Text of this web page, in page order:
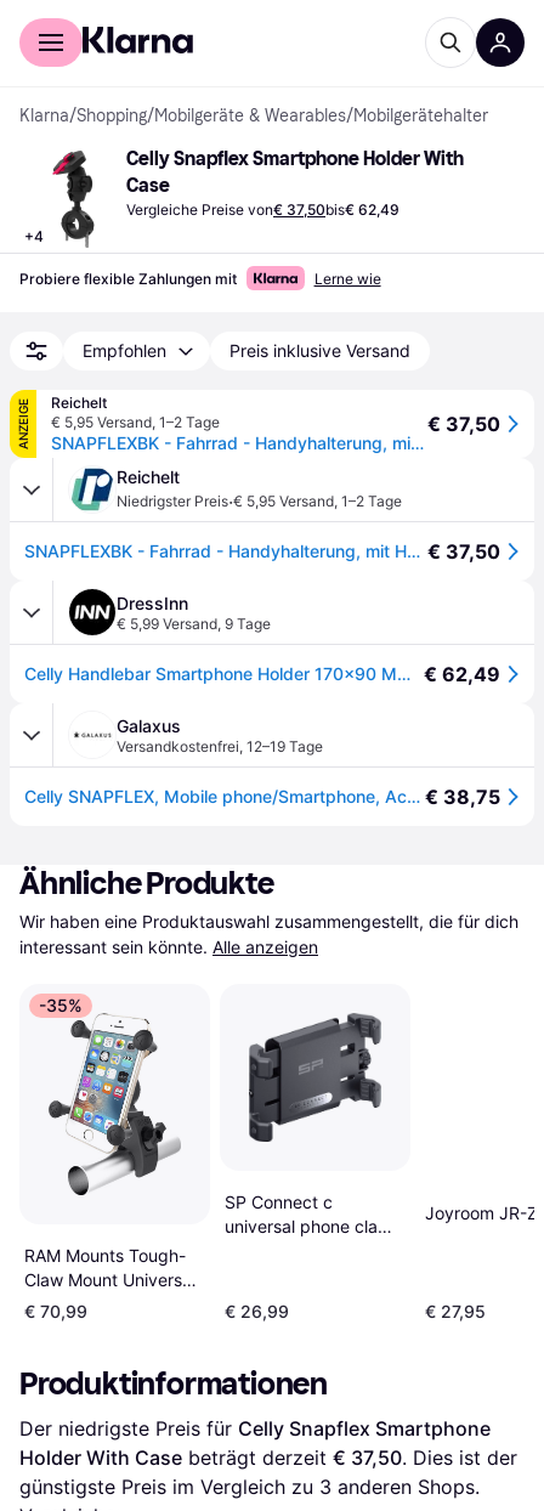
Für Shopper
Klarna/Shopping/Mobilgeräte & Wearables/Mobilgerätehalter
+4
Celly Snapflex Smartphone Holder With
Case
Vergleiche Preise von€ 37,50bis€ 62,49
Probiere flexible Zahlungen mit Lerne wie
Empfohlen Preis inklusive Versand
ANZEIGE
Reichelt
€ 5,95 Versand, 1–2 Tage
SNAPFLEXBK - Fahrrad - Handyhalterung, mit Hülle, verstellbar
€ 37,50
Reichelt
Niedrigster Preis·€ 5,95 Versand, 1–2 Tage
SNAPFLEXBK - Fahrrad - Handyhalterung, mit Hülle, verstellbar € 37,50
DressInn
€ 5,99 Versand, 9 Tage
Celly Handlebar Smartphone Holder 170x90 Mm Durchsichtig € 62,49
Galaxus
Versandkostenfrei, 12–19 Tage
Celly SNAPFLEX, Mobile phone/Smartphone, Active holder, Bicycle, Bike/Car, Scooter, Black, Smartphone Halterung, Schwarz € 38,75
Ähnliche Produkte
Wir haben eine Produktauswahl zusammengestellt, die für dich
interessant sein könnte. Alle anzeigen
-35%
RAM Mounts Tough-
Claw Mount Universal
X-Grip Phone Holder
€ 70,99
SP Connect c
universal phone clamp
€ 26,99
Joyroom JR-
€ 27,95
Produktinformationen
Der niedrigste Preis für Celly Snapflex Smartphone
Holder With Case beträgt derzeit € 37,50. Dies ist der
günstigste Preis im Vergleich zu 3 anderen Shops.